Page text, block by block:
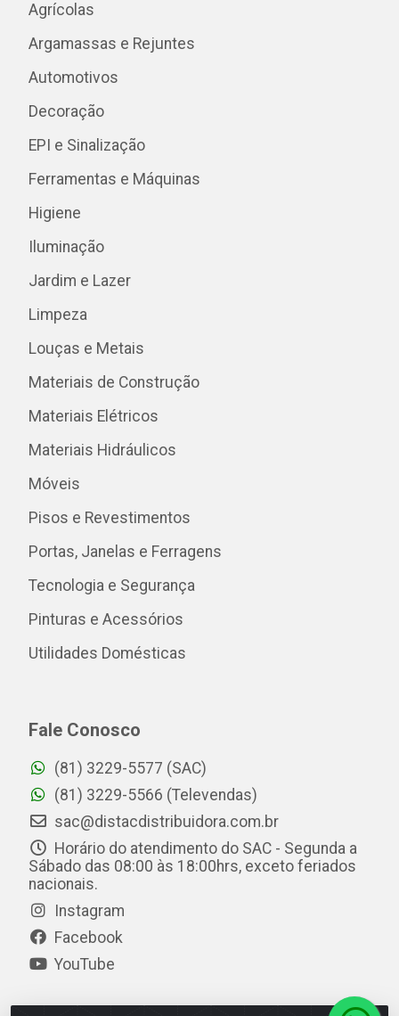
Agrícolas
Argamassas e Rejuntes
Automotivos
Decoração
EPI e Sinalização
Ferramentas e Máquinas
Higiene
Iluminação
Jardim e Lazer
Limpeza
Louças e Metais
Materiais de Construção
Materiais Elétricos
Materiais Hidráulicos
Móveis
Pisos e Revestimentos
Portas, Janelas e Ferragens
Tecnologia e Segurança
Pinturas e Acessórios
Utilidades Domésticas
Fale Conosco
(81) 3229-5577 (SAC)
(81) 3229-5566 (Televendas)
sac@distacdistribuidora.com.br
Horário do atendimento do SAC - Segunda a
Sábado das 08:00 às 18:00hrs, exceto feriados
nacionais.
Instagram
Facebook
YouTube